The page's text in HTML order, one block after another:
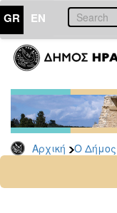
GR EN
Αρχική Ο Δήμος
ΔΗΜΟΣ
Δελτία
Τύπου
Αρχείο
2026
2024